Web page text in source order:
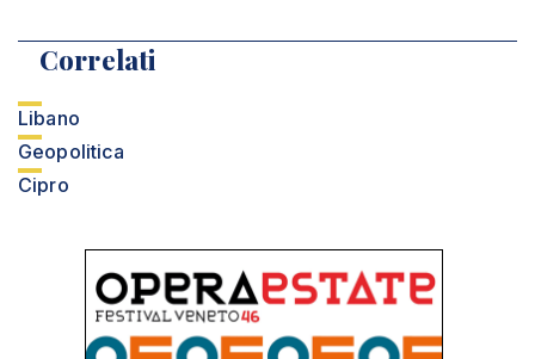
Correlati
Libano
Geopolitica
Cipro